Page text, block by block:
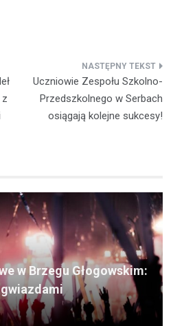
Uczniowie Zespołu Szkolno-
Przedszkolnego w Serbach
osiągają kolejne sukcesy!
w Brzegu Głogowskim: